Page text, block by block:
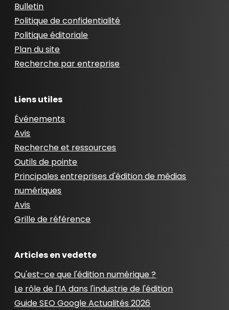
Bulletin
Politique de confidentialité
Politique éditoriale
Plan du site
Recherche par entreprise
Liens utiles
Événements
Avis
Recherche et ressources
Outils de pointe
Principales entreprises d'édition de médias
numériques
Avis
Grille de référence
Articles en vedette
Qu'est-ce que l'édition numérique ?
Le rôle de l'IA dans l'industrie de l'édition
Guide SEO Google Actualités 2026